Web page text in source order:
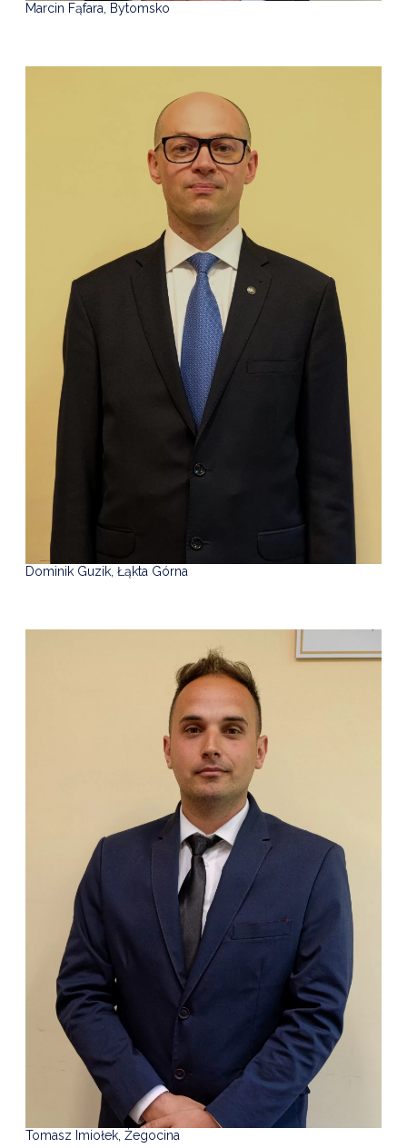
Marcin Fąfara, Bytomsko
Dominik Guzik, Łąkta Górna
Tomasz Imiołek, Żegocina